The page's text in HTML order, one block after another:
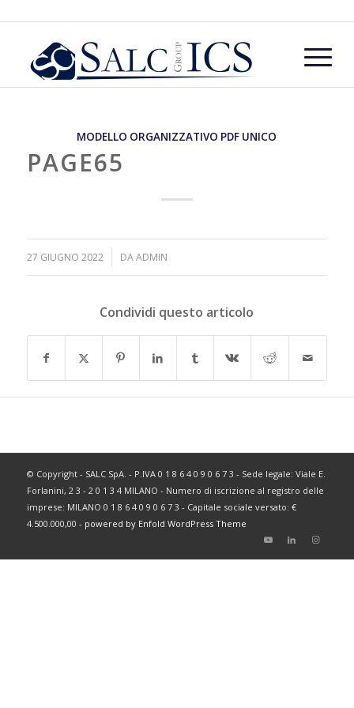
MODELLO ORGANIZZATIVO PDF UNICO
PAGE65
27 GIUGNO 2022 DAADMIN
Condividi questo articolo
© Copyright - SALC SpA. - P.IVA 0 1 8 6 4 0 9 0 6 7 3 - Sede legale: Viale E.
Forlanini, 2 3 - 2 0 1 3 4 MILANO - Numero di iscrizione al registro delle
imprese: MILANO 0 1 8 6 4 0 9 0 6 7 3 - Capitale sociale versato: €
4.500.000,00 - powered by Enfold WordPress Theme